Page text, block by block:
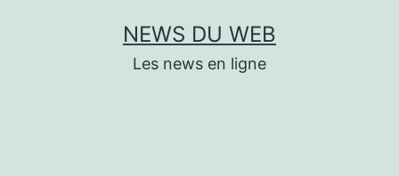
NEWS DU WEB
Les news en ligne